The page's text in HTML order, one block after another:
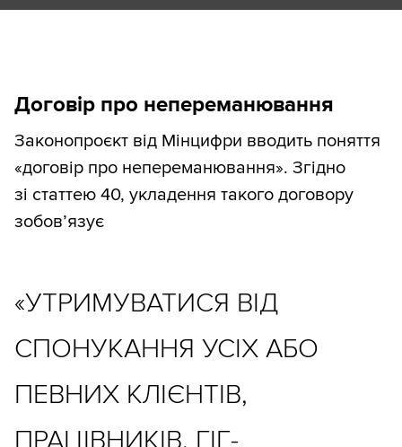
Договір про непереманювання
Законопроєкт від Мінцифри вводить поняття
«договір про непереманювання». Згідно
зі статтею 40, укладення такого договору
зобов’язує
«УТРИМУВАТИСЯ ВІД
СПОНУКАННЯ УСІХ АБО
ПЕВНИХ КЛІЄНТІВ,
ПРАЦІВНИКІВ, ГІГ-